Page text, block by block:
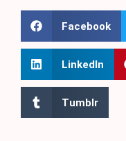
Facebook
LinkedIn
Tumblr